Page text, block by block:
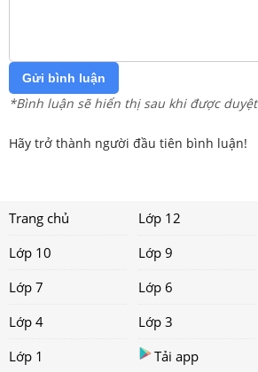
Gửi bình luận
*Bình luận sẽ hiển thị sau khi được duyệt
Hãy trở thành người đầu tiên bình luận!
Trang chủ Lớp 12
Lớp 10
Lớp 9
Lớp 7
Lớp 6
Lớp 4
Lớp 3
Lớp 1
Tải app